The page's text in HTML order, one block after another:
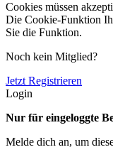
Cookies müssen
Die Cookie-Funktion
Sie die Funktion.
Noch kein Mitglied?
Jetzt Registrieren
Login
Nur für eingeloggte
Melde dich an, um